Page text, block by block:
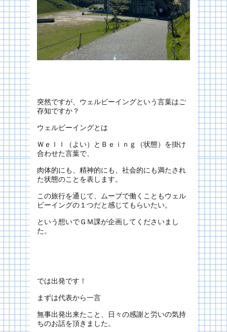
突然ですが、ウェルビーイングという言葉はご
存知ですか？
ウェルビーイングとは
Ｗｅｌｌ（よい）とＢｅｉｎｇ（状態）を掛け
合わせた言葉で、
肉体的にも、精神的にも、社会的にも満たされ
た状態のことを表します。
この旅行を通じて、ムーブで働くこともウェル
ビーイングの１つだと感じてもらいたい。
という想いでＧＭ課が企画してくださいまし
た。
では出発です！
まずは代表から一言
無事出発出来たこと、日々の感謝と労いの気持
ちのお話を頂きました。